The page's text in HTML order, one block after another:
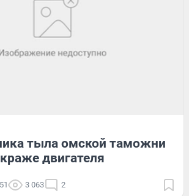
тыла омской таможни
двигателя
3 063 2